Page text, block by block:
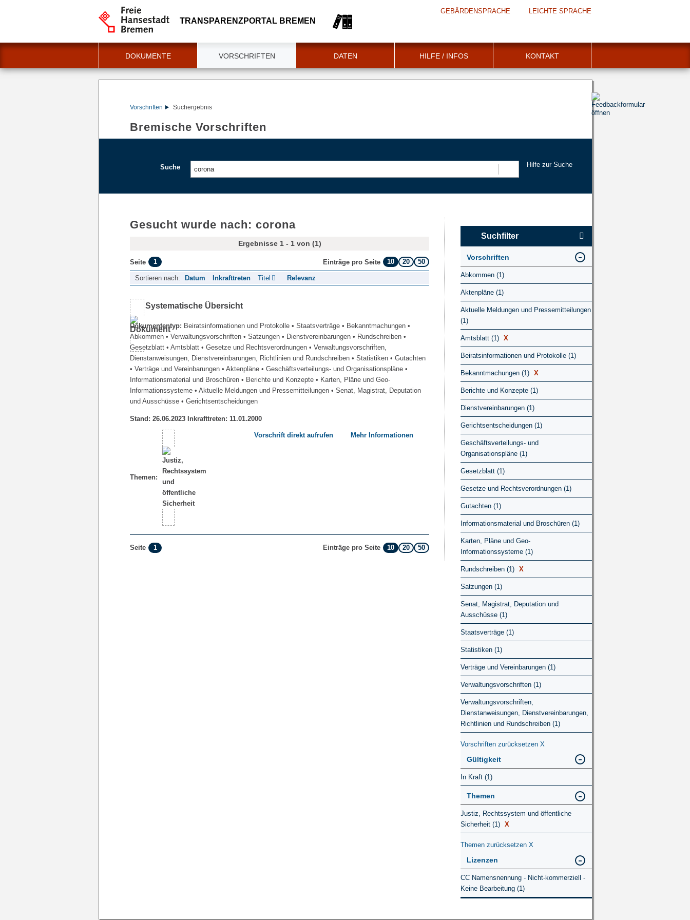
TRANSPARENZPORTAL BREMEN
GEBÄRDENSPRACHE LEICHTE SPRACHE
DOKUMENTE VORSCHRIFTEN DATEN HILFE / INFOS KONTAKT
Vorschriften Suchergebnis
Bremische Vorschriften
Suche
Hilfe zur Suche
Gesucht wurde nach: corona
Ergebnisse 1 - 1 von (1)
Seite 1 Einträge pro Seite 10 20 50
Sortieren nach: Datum Inkrafttreten Titel Relevanz
Systematische Übersicht
Dokumententyp: Beiratsinformationen und Protokolle • Staatsverträge • Bekanntmachungen •
Abkommen • Verwaltungsvorschriften • Satzungen • Dienstvereinbarungen • Rundschreiben •
Gesetzblatt • Amtsblatt • Gesetze und Rechtsverordnungen • Verwaltungsvorschriften,
Dienstanweisungen, Dienstvereinbarungen, Richtlinien und Rundschreiben • Statistiken • Gutachten
• Verträge und Vereinbarungen • Aktenpläne • Geschäftsverteilungs- und Organisationspläne •
Informationsmaterial und Broschüren • Berichte und Konzepte • Karten, Pläne und Geo-
Informationssysteme • Aktuelle Meldungen und Pressemitteilungen • Senat, Magistrat, Deputation
und Ausschüsse • Gerichtsentscheidungen
Stand: 26.06.2023 Inkrafttreten: 11.01.2000
Themen:
Vorschrift direkt aufrufen Mehr Informationen
Seite 1 Einträge pro Seite 10 20 50
Suchfilter
Vorschriften
Abkommen (1)
Aktenpläne (1)
Aktuelle Meldungen und Pressemitteilungen
(1)
Amtsblatt (1) X
Beiratsinformationen und Protokolle (1)
Bekanntmachungen (1) X
Berichte und Konzepte (1)
Dienstvereinbarungen (1)
Gerichtsentscheidungen (1)
Geschäftsverteilungs- und
Organisationspläne (1)
Gesetzblatt (1)
Gesetze und Rechtsverordnungen (1)
Gutachten (1)
Informationsmaterial und Broschüren (1)
Karten, Pläne und Geo-
Informationssysteme (1)
Rundschreiben (1) X
Satzungen (1)
Senat, Magistrat, Deputation und
Ausschüsse (1)
Staatsverträge (1)
Statistiken (1)
Verträge und Vereinbarungen (1)
Verwaltungsvorschriften (1)
Verwaltungsvorschriften,
Dienstanweisungen, Dienstvereinbarungen,
Richtlinien und Rundschreiben (1)
Vorschriften zurücksetzen X
Gültigkeit
In Kraft (1)
Themen
Justiz, Rechtssystem und öffentliche
Sicherheit (1) X
Themen zurücksetzen X
Lizenzen
CC Namensnennung - Nicht-kommerziell -
Keine Bearbeitung (1)